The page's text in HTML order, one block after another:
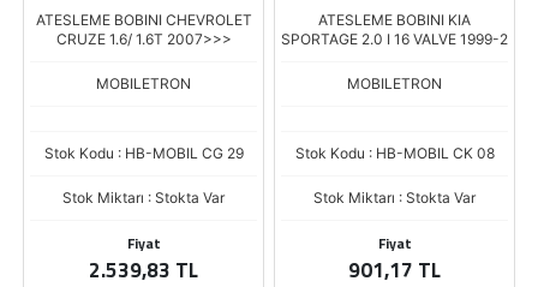
ATESLEME BOBINI CHEVROLET
CRUZE 1.6/ 1.6T 2007>>>
MOBILETRON
Stok Kodu : HB-MOBIL CG 29
Stok Miktarı : Stokta Var
Fiyat
2.539,83 TL
ATESLEME BOBINI KIA
SPORTAGE 2.0 I 16 VALVE 1999-2
MOBILETRON
Stok Kodu : HB-MOBIL CK 08
Stok Miktarı : Stokta Var
Fiyat
901,17 TL